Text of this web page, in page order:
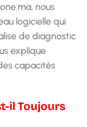
nous
logicielle qui
de diagnostic
explique
capacités
il Toujours